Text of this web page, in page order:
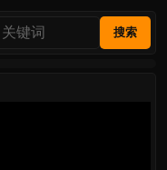
搜索